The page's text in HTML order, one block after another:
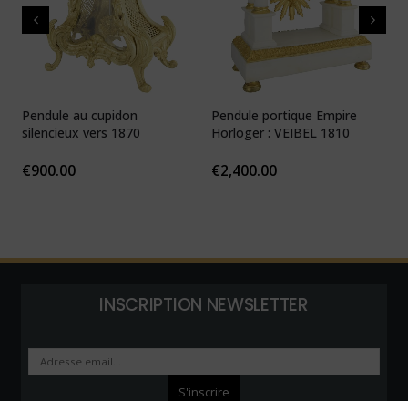
Pendule au cupidon
silencieux vers 1870
€900.00
Pendule portique Empire
Horloger : VEIBEL 1810
€2,400.00
INSCRIPTION NEWSLETTER